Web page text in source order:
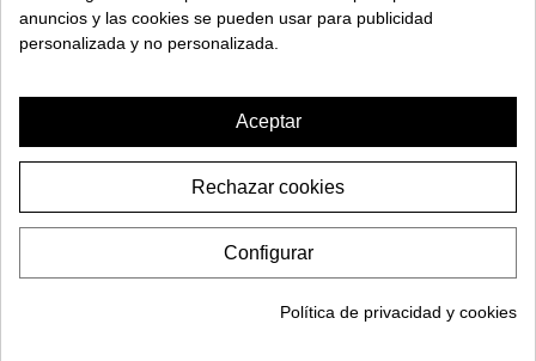
CACHIMBA MS MAGMA TRADI
AÑADIR A LA CESTA
anuncios y las cookies se pueden usar para publicidad
personalizada y no personalizada.
Aceptar
Rechazar cookies
Configurar
Política de privacidad y cookies